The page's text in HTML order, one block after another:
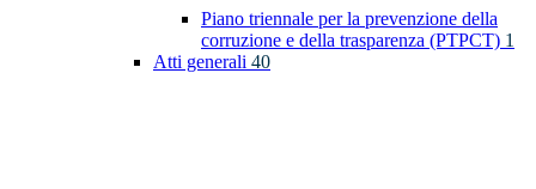
Piano triennale per la prevenzione della
corruzione e della trasparenza (PTPCT) 1
Atti generali 40